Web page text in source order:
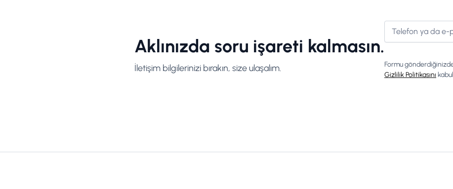
Aklınızda soru işareti kalmasın.
İletişim bilgilerinizi bırakın, size ulaşalım. Formu
Gizlilik Politikasını